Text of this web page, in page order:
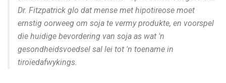
Dr. Fitzpatrick glo dat mense met hipotireose moet
ernstig oorweeg om soja te vermy produkte, en voorspel
die huidige bevordering van soja as wat 'n
gesondheidsvoedsel sal lei tot 'n toename in
tiroïedafwykings.